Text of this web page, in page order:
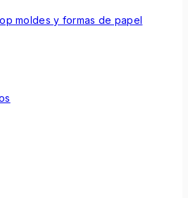
moldes y formas de papel